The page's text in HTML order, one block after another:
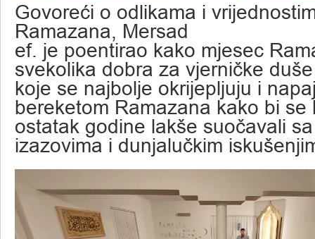
Govoreći o odlikama i
Ramazana, Mersad
ef. je poentirao kako mjesec
svekolika dobra za vjerničke duše
koje se najbolje okrijepljuju i
bereketom Ramazana kako bi se
ostatak godine lakše suočavali
izazovima i dunjalučkim